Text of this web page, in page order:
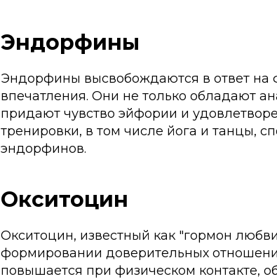
Эндорфины
Эндорфины высвобождаются в ответ на
впечатления. Они не только обладают
придают чувство эйфории и
тренировки, в том числе йога и танцы,
эндорфинов.
Окситоцин
Окситоцин, известный как "гормон
формировании доверительных
повышается при физическом контакте,